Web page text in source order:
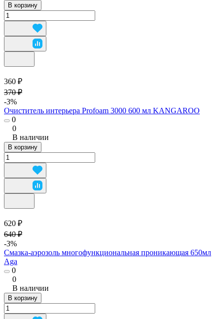
В корзину
360 ₽
370 ₽
-3%
Очиститель интерьера Profoam 3000 600 мл KANGAROO
0
0
В наличии
В корзину
620 ₽
640 ₽
-3%
Смазка-аэрозоль многофункциональная проникающая 650мл
Aga
0
0
В наличии
В корзину